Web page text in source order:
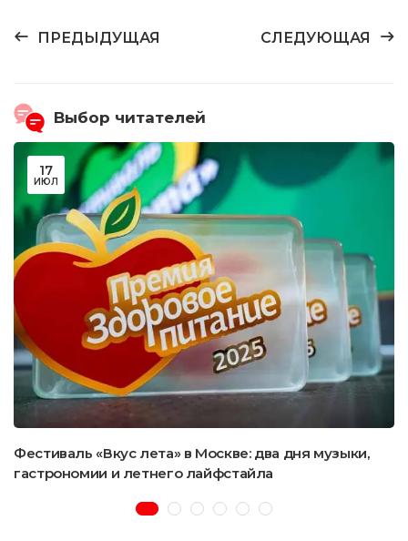
ПРЕДЫДУЩАЯ СЛЕДУЮЩАЯ
Выбор читателей
17
ИЮЛ
Фестиваль «Вкус лета» в Москве: два дня музыки,
гастрономии и летнего лайфстайла